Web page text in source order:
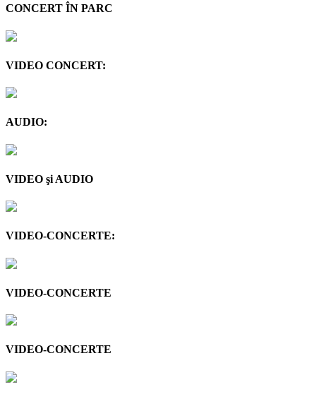
CONCERT ÎN PARC
VIDEO CONCERT:
AUDIO:
VIDEO şi AUDIO
VIDEO-CONCERTE:
VIDEO-CONCERTE
VIDEO-CONCERTE